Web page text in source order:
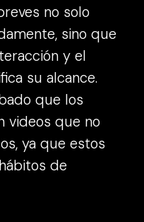
no solo
sino que
y el
su alcance.
que los
videos que no
ya que estos
de